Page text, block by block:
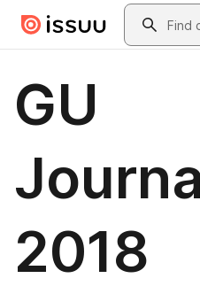
Skip to main contentSearch
GU
2018